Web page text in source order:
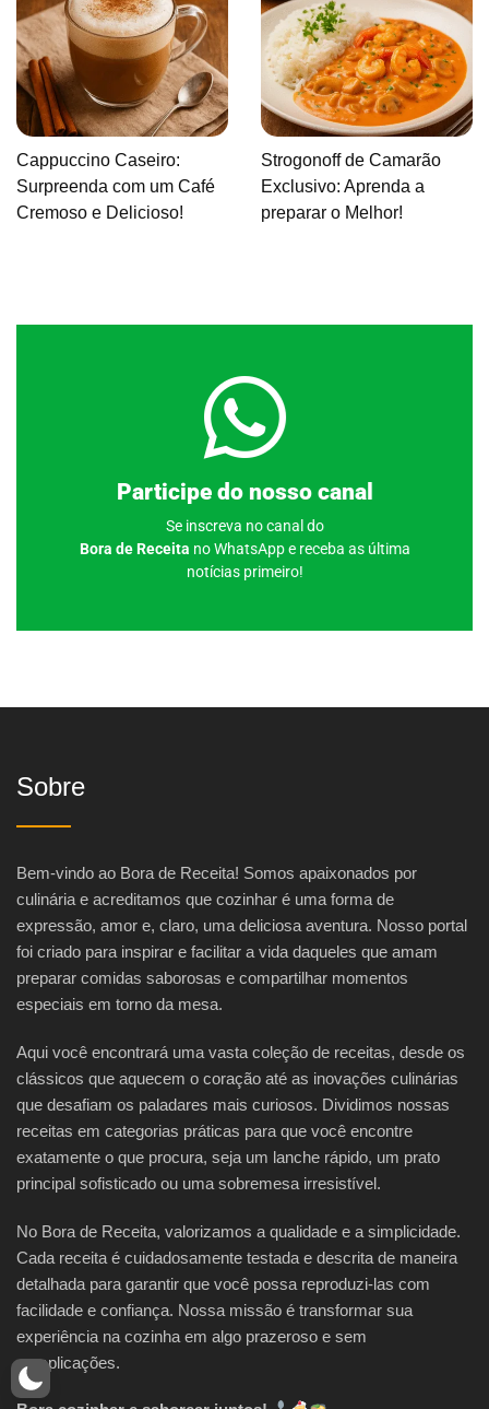
Cappuccino Caseiro:
Surpreenda com um Café
Cremoso e Delicioso!
Strogonoff de Camarão
Exclusivo: Aprenda a
preparar o Melhor!
Participe do nosso canal
Se inscreva no canal do
Bora de Receita no WhatsApp e receba as última
notícias primeiro!
Clique aqui
Sobre
Bem-vindo ao Bora de Receita! Somos apaixonados por
culinária e acreditamos que cozinhar é uma forma de
expressão, amor e, claro, uma deliciosa aventura. Nosso portal
foi criado para inspirar e facilitar a vida daqueles que amam
preparar comidas saborosas e compartilhar momentos
especiais em torno da mesa.
Aqui você encontrará uma vasta coleção de receitas, desde os
clássicos que aquecem o coração até as inovações culinárias
que desafiam os paladares mais curiosos. Dividimos nossas
receitas em categorias práticas para que você encontre
exatamente o que procura, seja um lanche rápido, um prato
principal sofisticado ou uma sobremesa irresistível.
No Bora de Receita, valorizamos a qualidade e a simplicidade.
Cada receita é cuidadosamente testada e descrita de maneira
detalhada para garantir que você possa reproduzi-las com
facilidade e confiança. Nossa missão é transformar sua
experiência na cozinha em algo prazeroso e sem
complicações.